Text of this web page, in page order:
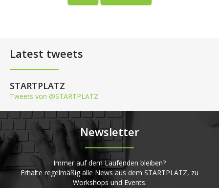
Latest tweets
STARTPLATZ
Tweets von @STARTPLATZ
Newsletter
Immer auf dem Laufenden bleiben?
Erhalte regelmäßig alle News aus dem STARTPLATZ, zu
Workshops und Events.